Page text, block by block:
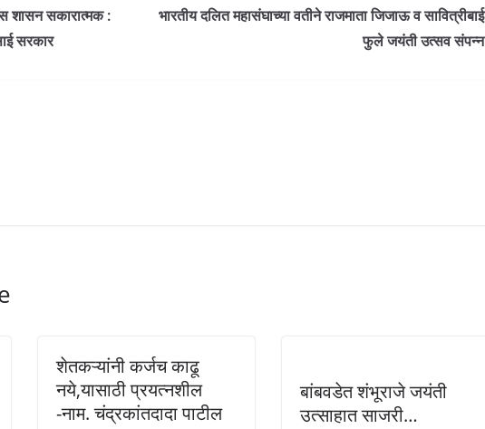
शासन सकारात्मक :
सरकार
भारतीय दलित महासंघाच्या वतीने राजमाता जिजाऊ व सावित्रीबाई
फुले जयंती उत्सव संपन्न
शेतकऱ्यांनी कर्जच काढू
नये,यासाठी प्रयत्नशील
-नाम. चंद्रकांतदादा पाटील
बांबवडेत शंभूराजे जयंती
उत्साहात साजरी…